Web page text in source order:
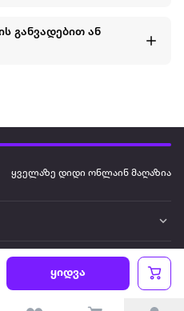
ყიდვა
განვადებით ან
ყველაზე დიდი ონლაინ მაღაზია